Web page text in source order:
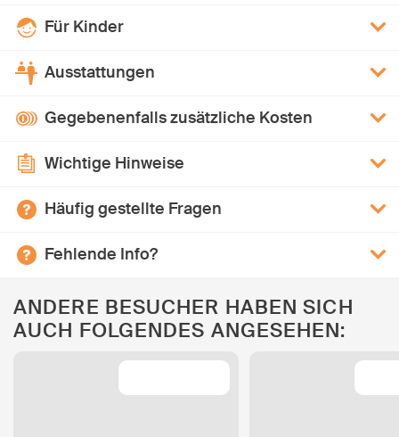
Für Kinder
Ausstattungen
Gegebenenfalls zusätzliche Kosten
Wichtige Hinweise
Häufig gestellte Fragen
Fehlende Info?
ANDERE BESUCHER HABEN SICH
AUCH FOLGENDES ANGESEHEN: